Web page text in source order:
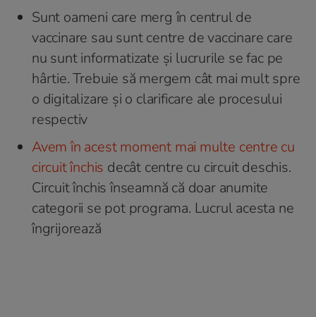
Sunt oameni care merg în centrul de
vaccinare sau sunt centre de vaccinare care
nu sunt informatizate și lucrurile se fac pe
hârtie. Trebuie să mergem cât mai mult spre
o digitalizare și o clarificare ale procesului
respectiv
Avem în acest moment mai multe centre cu
circuit închis decât centre cu circuit deschis.
Circuit închis înseamnă că doar anumite
categorii se pot programa. Lucrul acesta ne
îngrijorează